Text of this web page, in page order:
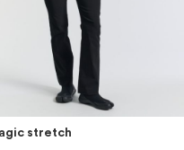
stretch